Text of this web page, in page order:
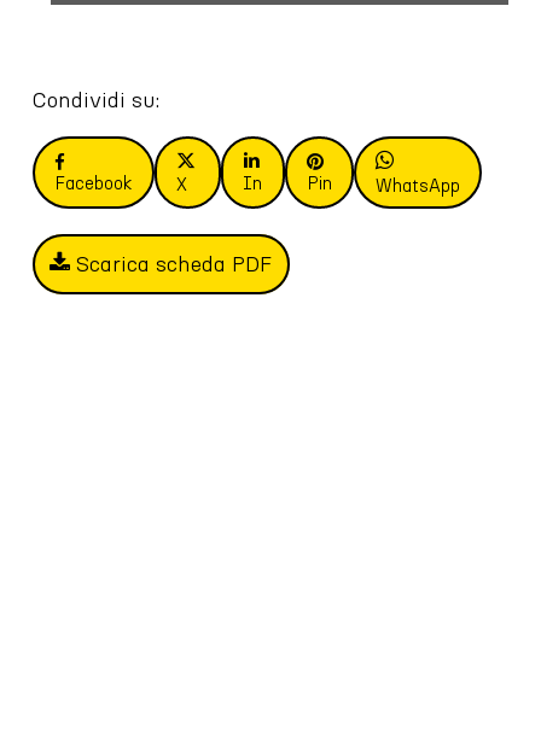
Condividi su:
Facebook X In Pin WhatsApp
Scarica scheda PDF